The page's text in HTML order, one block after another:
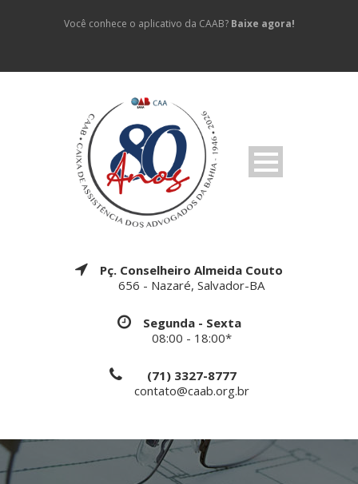
Você conhece o aplicativo da CAAB? Baixe agora!
Pç. Conselheiro Almeida Couto
656 - Nazaré, Salvador-BA
Segunda - Sexta
08:00 - 18:00*
(71) 3327-8777
contato@caab.org.br